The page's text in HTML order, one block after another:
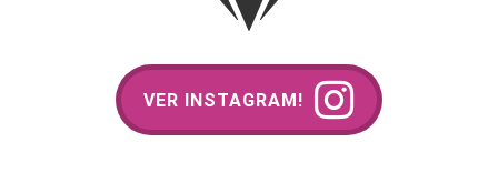
VER INSTAGRAM!